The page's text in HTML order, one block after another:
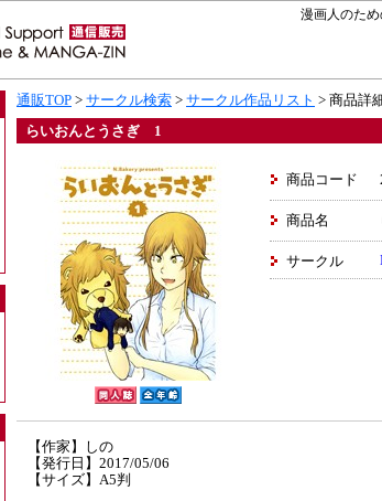
漫画人のた
通販TOP > サークル検索 > サークル作品リスト > 商品詳
らいおんとうさぎ 1
商品コード
商品名
サークル
【作家】しの
【発行日】2017/05/06
【サイズ】A5判